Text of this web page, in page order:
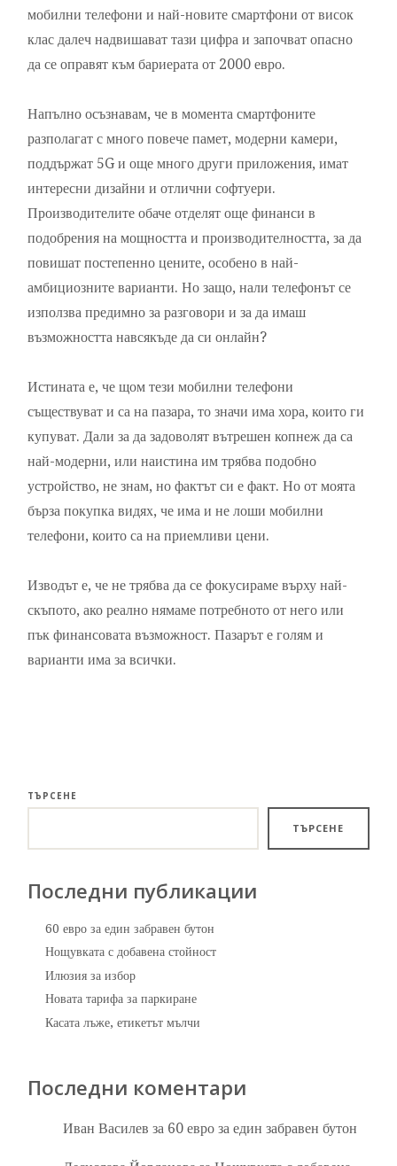
мобилни телефони и най-новите смартфони от висок
клас далеч надвишават тази цифра и започват опасно
да се оправят към бариерата от 2000 евро.
Напълно осъзнавам, че в момента смартфоните
разполагат с много повече памет, модерни камери,
поддържат 5G и още много други приложения, имат
интересни дизайни и отлични софтуери.
Производителите обаче отделят още финанси в
подобрения на мощността и производителността, за да
повишат постепенно цените, особено в най-
амбициозните варианти. Но защо, нали телефонът се
използва предимно за разговори и за да имаш
възможността навсякъде да си онлайн?
Истината е, че щом тези мобилни телефони
съществуват и са на пазара, то значи има хора, които ги
купуват. Дали за да задоволят вътрешен копнеж да са
най-модерни, или наистина им трябва подобно
устройство, не знам, но фактът си е факт. Но от моята
бърза покупка видях, че има и не лоши мобилни
телефони, които са на приемливи цени.
Изводът е, че не трябва да се фокусираме върху най-
скъпото, ако реално нямаме потребното от него или
пък финансовата възможност. Пазарът е голям и
варианти има за всички.
ТЪРСЕНЕ
ТЪРСЕНЕ
Последни публикации
60 евро за един забравен бутон
Нощувката с добавена стойност
Илюзия за избор
Новата тарифа за паркиране
Касата лъже, етикетът мълчи
Последни коментари
Иван Василев за 60 евро за един забравен бутон